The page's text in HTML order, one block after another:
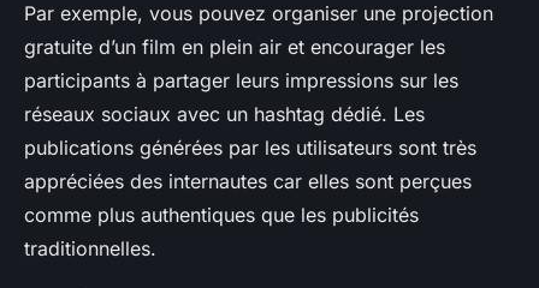
Par exemple, vous pouvez organiser une projection
gratuite d’un film en plein air et encourager les
participants à partager leurs impressions sur les
réseaux sociaux avec un hashtag dédié. Les
publications générées par les utilisateurs sont très
appréciées des internautes car elles sont perçues
comme plus authentiques que les publicités
traditionnelles.